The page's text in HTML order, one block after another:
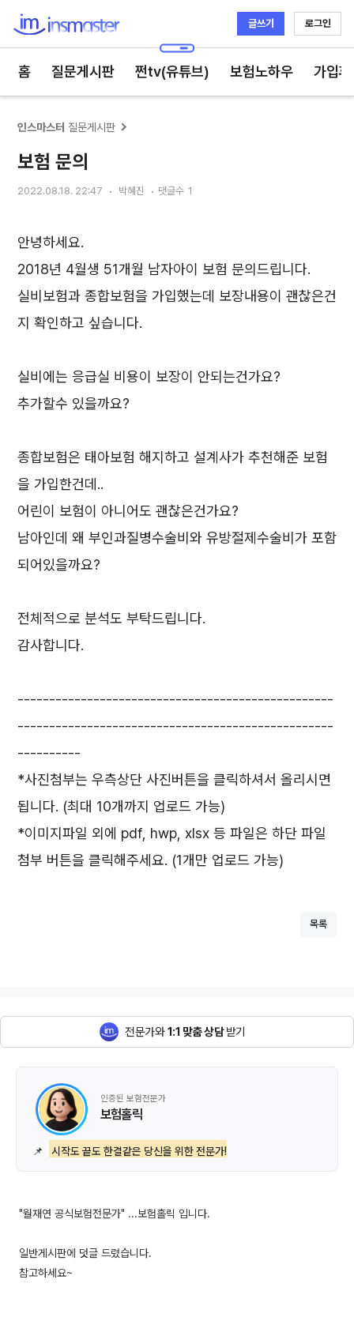
글쓰기 로그인
홈 질문게시판 쩐tv(유튜브) 보험노하우 가입
인스마스터 질문게시판
보험 문의
2022.08.18. 22:47 박혜진 댓글수 1
안녕하세요.
2018년 4월생 51개월 남자아이 보험 문의드립니다.
실비보험과 종합보험을 가입했는데 보장내용이 괜찮은건
지 확인하고 싶습니다.
실비에는 응급실 비용이 보장이 안되는건가요?
추가할수 있을까요?
종합보험은 태아보험 해지하고 설계사가 추천해준 보험
을 가입한건데..
어린이 보험이 아니어도 괜찮은건가요?
남아인데 왜 부인과질병수술비와 유방절제수술비가 포함
되어있을까요?
전체적으로 분석도 부탁드립니다.
감사합니다.
--------------------------------------------------
--------------------------------------------------
----------
*사진첨부는 우측상단 사진버튼을 클릭하셔서 올리시면
됩니다. (최대 10개까지 업로드 가능)
*이미지파일 외에 pdf, hwp, xlsx 등 파일은 하단 파일
첨부 버튼을 클릭해주세요. (1개만 업로드 가능)
목록
전문가와1:1 맞춤 상담받기
인증된 보험전문가
보험홀릭
📌 시작도 끝도 한결같은 당신을 위한 전문가!
"월재연 공식보험전문가" ...보험홀릭 입니다.
일반게시판에 덧글 드렸습니다.
참고하세요~